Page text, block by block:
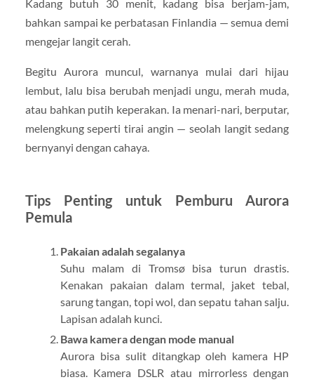
Kadang butuh 30 menit, kadang bisa berjam-jam,
bahkan sampai ke perbatasan Finlandia — semua demi
mengejar langit cerah.
Begitu Aurora muncul, warnanya mulai dari hijau
lembut, lalu bisa berubah menjadi ungu, merah muda,
atau bahkan putih keperakan. Ia menari-nari, berputar,
melengkung seperti tirai angin — seolah langit sedang
bernyanyi dengan cahaya.
Tips Penting untuk Pemburu Aurora
Pemula
Pakaian adalah segalanya
Suhu malam di Tromsø bisa turun drastis.
Kenakan pakaian dalam termal, jaket tebal,
sarung tangan, topi wol, dan sepatu tahan salju.
Lapisan adalah kunci.
Bawa kamera dengan mode manual
Aurora bisa sulit ditangkap oleh kamera HP
biasa. Kamera DSLR atau mirrorless dengan